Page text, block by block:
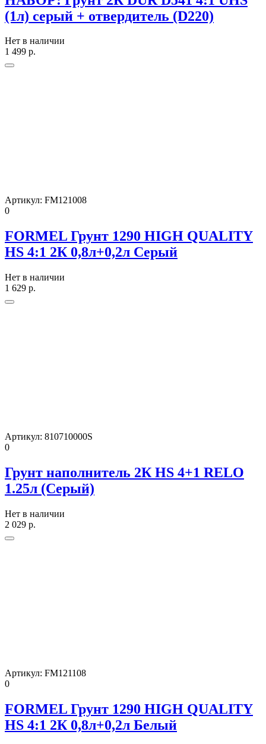
(1л) серый + отвердитель (D220)
Нет в наличии
1 499 р.
Артикул: FM121008
0
FORMEL Грунт 1290 HIGH QUALITY
HS 4:1 2К 0,8л+0,2л Серый
Нет в наличии
1 629 р.
Артикул: 810710000S
0
Грунт наполнитель 2К HS 4+1 RELO
1.25л (Серый)
Нет в наличии
2 029 р.
Артикул: FM121108
0
FORMEL Грунт 1290 HIGH QUALITY
HS 4:1 2К 0,8л+0,2л Белый